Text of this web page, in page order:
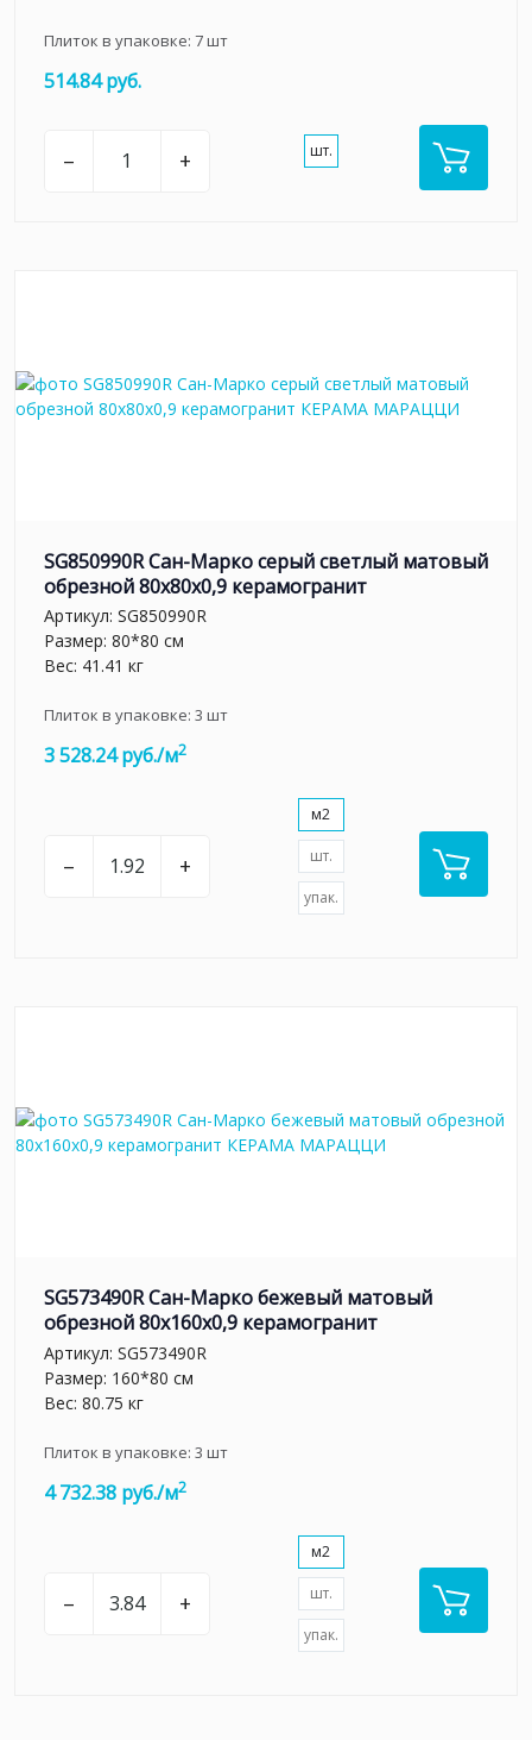
Плиток в упаковке: 7шт
514.84 руб.
– + шт.
SG850990R Сан-Марко серый светлый матовый
обрезной 80x80x0,9 керамогранит
Артикул: SG850990R
Размер: 80*80 см
Вес: 41.41 кг
Плиток в упаковке: 3 шт
3 528.24 руб./м2
– +
м2
шт.
упак.
SG573490R Сан-Марко бежевый матовый
обрезной 80x160x0,9 керамогранит
Артикул: SG573490R
Размер: 160*80 см
Вес: 80.75 кг
Плиток в упаковке: 3 шт
4 732.38 руб./м2
– +
м2
шт.
упак.